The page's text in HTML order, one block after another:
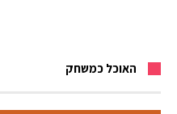
האוכל כמשחק